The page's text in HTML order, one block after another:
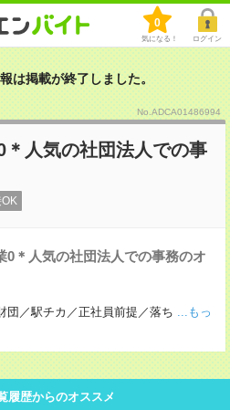
0
気になる！ ログイン
は掲載が終了しました。
No.ADCA01486994
＊人気の社団法人での事
0＊人気の社団法人での事務のオ
団／駅チカ／正社員前提／落ち ...もっ
履歴からのオススメ